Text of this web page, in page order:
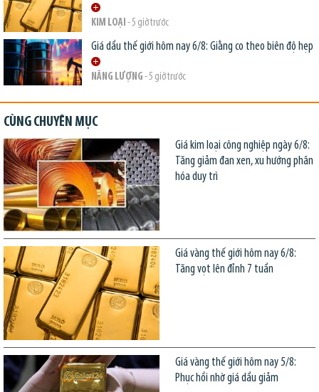
KIM LOẠI - 5 giờ trước
Giá dầu thế giới hôm nay 6/8: Giằng co theo biên độ hẹp
NĂNG LƯỢNG - 5 giờ trước
CÙNG CHUYÊN MỤC
Giá kim loại công nghiệp ngày 6/8:
Tăng giảm đan xen, xu hướng phân
hóa duy trì
Giá vàng thế giới hôm nay 6/8:
Tăng vọt lên đỉnh 7 tuần
Giá vàng thế giới hôm nay 5/8:
Phục hồi nhờ giá dầu giảm